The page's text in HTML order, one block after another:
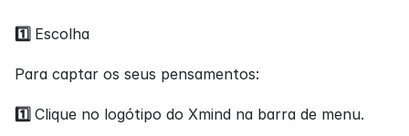
1️⃣ Escolha
Para captar os seus pensamentos:
1️⃣ Clique no logótipo do Xmind na barra de menu.